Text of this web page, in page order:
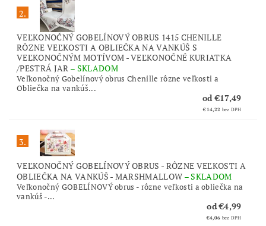
2.
VEĽKONOČNÝ GOBELÍNOVÝ OBRUS 1415 CHENILLE
RÔZNE VEĽKOSTI A OBLIEČKA NA VANKÚŠ S
VEĽKONOČNÝM MOTÍVOM - VEĽKONOČNÉ KURIATKA
/PESTRÁ JAR – SKLADOM
Veľkonočný Gobelínový obrus Chenille rôzne veľkosti a
Obliečka na vankúš...
od €17,49
€14,22 bez DPH
3.
VEĽKONOČNÝ GOBELÍNOVÝ OBRUS - RÔZNE VEĽKOSTI A
OBLIEČKA NA VANKÚŠ - MARSHMALLOW –SKLADOM
Veľkonočný GOBELÍNOVÝ obrus - rôzne veľkosti a obliečka na
vankúš -...
od €4,99
€4,06 bez DPH